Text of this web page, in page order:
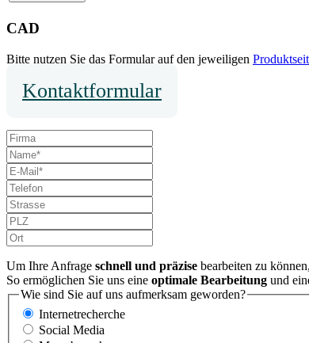
CAD
Bitte nutzen Sie das Formular auf den jeweiligen
Kontaktformular
Um Ihre Anfrage schnell und präzise bearbeiten zu
So ermöglichen Sie uns eine optimale Bearbeitung und
Wie sind Sie auf uns aufmerksam geworden?
Internetrecherche
Social Media